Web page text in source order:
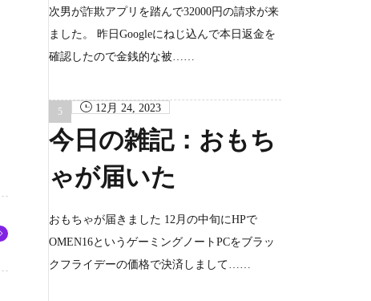
次男が詐欺アプリを踏んで32000円の請求が来
ました。 昨日Googleにねじ込んで本日返金を
確認したので金銭的な被……
12月 24, 2023
今日の雑記：おもち
ゃが届いた
おもちゃが届きました 12月の中旬にHPで
OMEN16というゲーミングノートPCをブラッ
クフライデーの価格で決済しまして……